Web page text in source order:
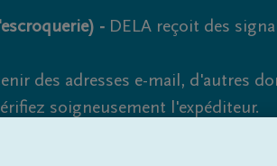
- DELA reçoit des
des adresses e-mail, d'autres
soigneusement l'expéditeur.
tentatives d'hameçonnage et